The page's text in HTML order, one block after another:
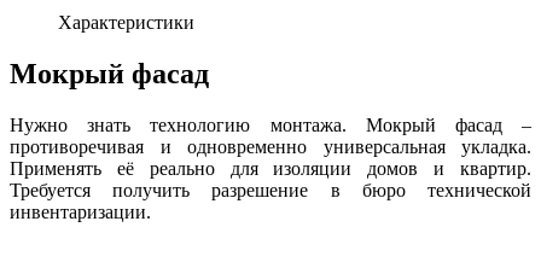
Характеристики
Мокрый фасад
Нужно знать технологию монтажа. Мокрый фасад –
противоречивая и одновременно универсальная укладка.
Применять её реально для изоляции домов и квартир.
Требуется получить разрешение в бюро технической
инвентаризации.